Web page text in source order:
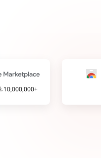
10,000,000+